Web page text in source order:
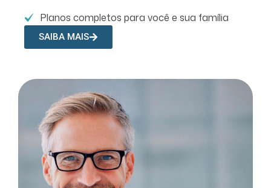
Planos completos para você e sua família
SAIBA MAIS